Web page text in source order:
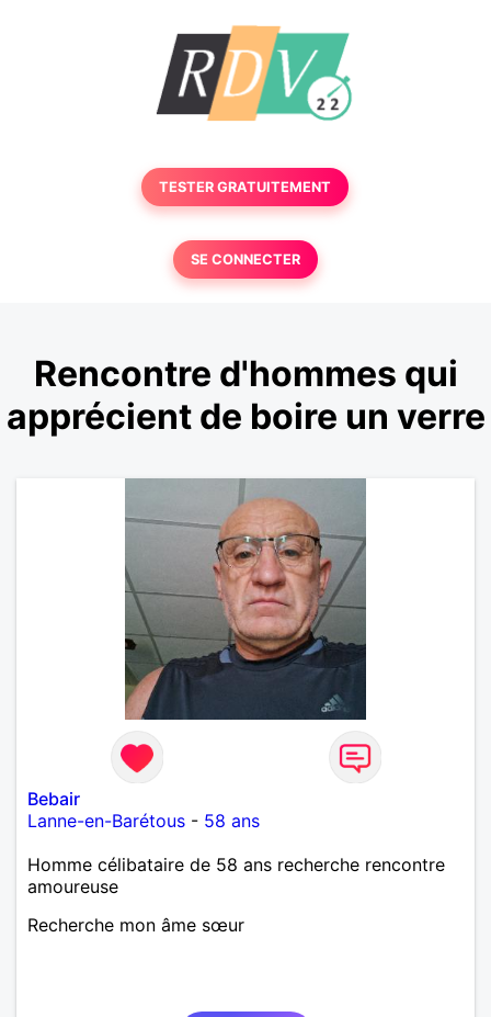
TESTER GRATUITEMENT
SE CONNECTER
Rencontre d'hommes qui
apprécient de boire un verre
Bebair
Lanne-en-Barétous - 58 ans
Homme célibataire de 58 ans recherche rencontre
amoureuse
Recherche mon âme sœur